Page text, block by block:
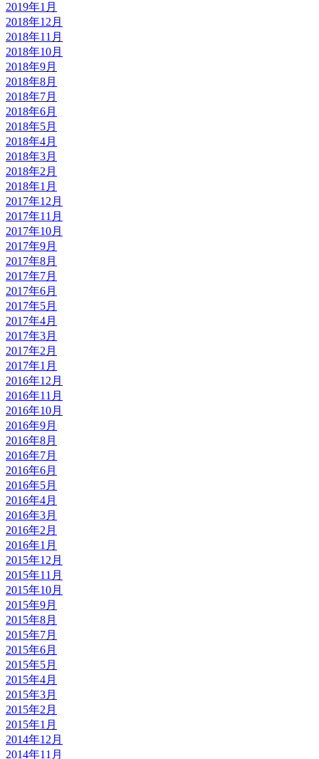
2019年1月
2018年12月
2018年11月
2018年10月
2018年9月
2018年8月
2018年7月
2018年6月
2018年5月
2018年4月
2018年3月
2018年2月
2018年1月
2017年12月
2017年11月
2017年10月
2017年9月
2017年8月
2017年7月
2017年6月
2017年5月
2017年4月
2017年3月
2017年2月
2017年1月
2016年12月
2016年11月
2016年10月
2016年9月
2016年8月
2016年7月
2016年6月
2016年5月
2016年4月
2016年3月
2016年2月
2016年1月
2015年12月
2015年11月
2015年10月
2015年9月
2015年8月
2015年7月
2015年6月
2015年5月
2015年4月
2015年3月
2015年2月
2015年1月
2014年12月
2014年11月